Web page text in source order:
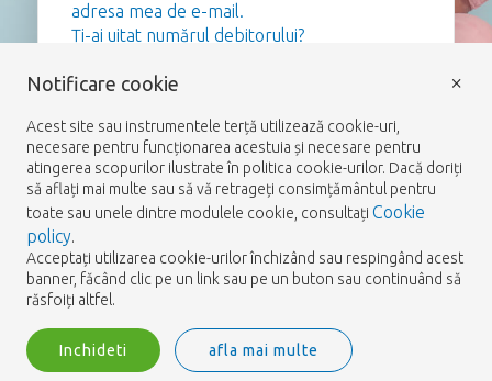
adresa mea de e-mail.
Ți-ai uitat numărul debitorului?
Notificare cookie
Acest site sau instrumentele terță utilizează cookie-uri,
necesare pentru funcționarea acestuia și necesare pentru
atingerea scopurilor ilustrate în politica cookie-urilor. Dacă doriți
să aflați mai multe sau să vă retrageți consimțământul pentru
toate sau unele dintre modulele cookie, consultați Cookie
policy.
Acceptați utilizarea cookie-urilor închizând sau respingând acest
banner, făcând clic pe un link sau pe un buton sau continuând să
răsfoiți altfel.
Inchideti afla mai multe
×